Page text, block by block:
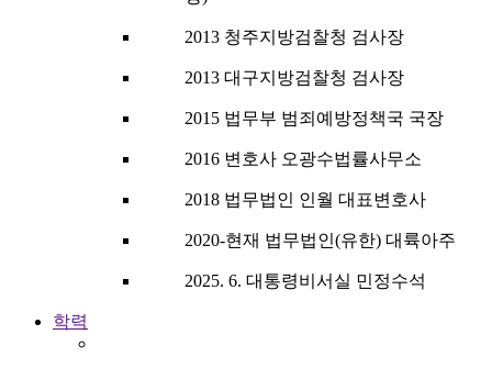
2013 청주지방검찰청 검사장
2013 대구지방검찰청 검사장
2015 법무부 범죄예방정책국 국장
2016 변호사 오광수법률사무소
2018 법무법인 인월 대표변호사
2020-현재 법무법인(유한) 대륙아주
2025. 6. 대통령비서실 민정수석
학력